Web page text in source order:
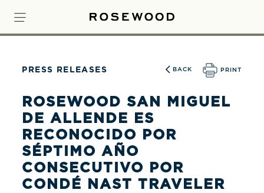
PRESS RELEASES BACK PRINT
ROSEWOOD SAN MIGUEL
DE ALLENDE ES
RECONOCIDO POR
SÉPTIMO AÑO
CONSECUTIVO POR
CONDÉ NAST TRAVELER